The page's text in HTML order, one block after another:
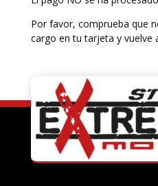
Por favor, comprueba que
cargo en tu tarjeta y vuelve